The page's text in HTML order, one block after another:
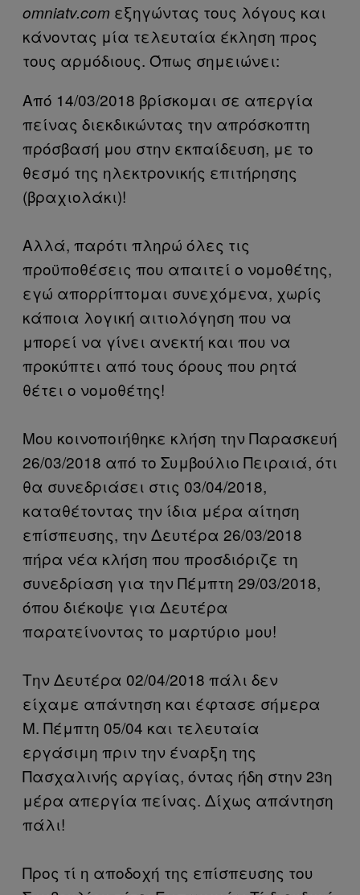
omniatv.com εξηγώντας τους λόγους και
κάνοντας μία τελευταία έκληση προς
τους αρμόδιους. Όπως σημειώνει:
Από 14/03/2018 βρίσκομαι σε απεργία
πείνας διεκδικώντας την απρόσκοπτη
πρόσβασή μου στην εκπαίδευση, με το
θεσμό της ηλεκτρονικής επιτήρησης
(βραχιολάκι)!
Αλλά, παρότι πληρώ όλες τις
προϋποθέσεις που απαιτεί ο νομοθέτης,
εγώ απορρίπτομαι συνεχόμενα, χωρίς
κάποια λογική αιτιολόγηση που να
μπορεί να γίνει ανεκτή και που να
προκύπτει από τους όρους που ρητά
θέτει ο νομοθέτης!
Μου κοινοποιήθηκε κλήση την Παρασκευή
26/03/2018 από το Συμβούλιο Πειραιά, ότι
θα συνεδριάσει στις 03/04/2018,
καταθέτοντας την ίδια μέρα αίτηση
επίσπευσης, την Δευτέρα 26/03/2018
πήρα νέα κλήση που προσδιόριζε τη
συνεδρίαση για την Πέμπτη 29/03/2018,
όπου διέκοψε για Δευτέρα
παρατείνοντας το μαρτύριο μου!
Την Δευτέρα 02/04/2018 πάλι δεν
είχαμε απάντηση και έφτασε σήμερα
Μ. Πέμπτη 05/04 και τελευταία
εργάσιμη πριν την έναρξη της
Πασχαλινής αργίας, όντας ήδη στην 23η
μέρα απεργία πείνας. Δίχως απάντηση
πάλι!
Προς τί η αποδοχή της επίσπευσης του